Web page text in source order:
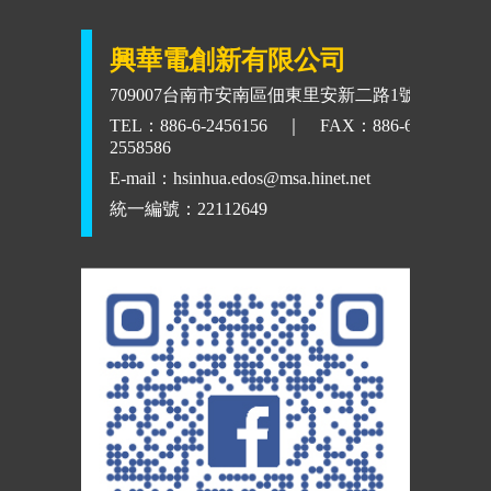
興華電創新有限公司
709007台南市安南區佃東里安新二路1號
TEL：886-6-2456156 ｜ FAX：886-6-
2558586
E-mail： hsinhua.edos@msa.hinet.net
統一編號：22112649